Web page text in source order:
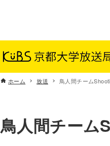
ホーム 放送 鳥人間チーム
鳥人間チー